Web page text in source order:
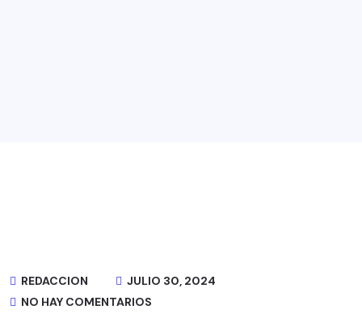
REDACCION
JULIO 30, 2024
NO HAY COMENTARIOS